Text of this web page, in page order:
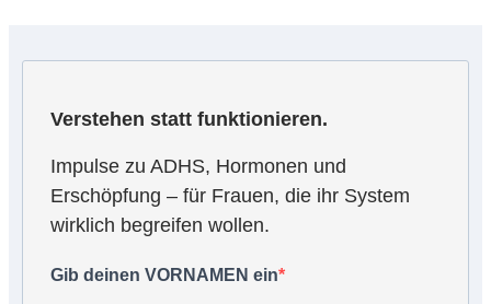
Verstehen statt funktionieren.
Impulse zu ADHS, Hormonen und
Erschöpfung – für Frauen, die ihr System
wirklich begreifen wollen.
Gib deinen VORNAMEN ein